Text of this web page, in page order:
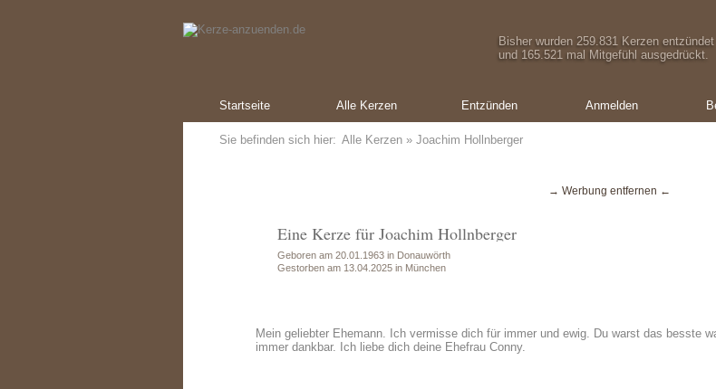
Bisher wurden 259.831 Kerzen entzündet
und 165.521 mal Mitgefühl ausgedrückt.
Startseite Alle Kerzen Entzünden Anmelden
Sie befinden sich hier: Alle Kerzen » Joachim Hollnberger
→ Werbung entfernen ←
Eine Kerze für Joachim Hollnberger
Geboren am 20.01.1963 in Donauwörth
Gestorben am 13.04.2025 in München
Mein geliebter Ehemann. Ich vermisse dich für immer und ewig. Du warst das besste
immer dankbar. Ich liebe dich deine Ehefrau Conny.